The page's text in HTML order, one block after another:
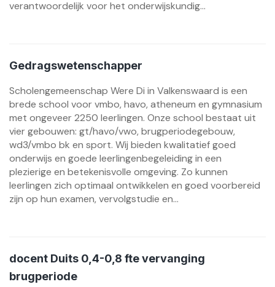
verantwoordelijk voor het onderwijskundig...
Gedragswetenschapper
Scholengemeenschap Were Di in Valkenswaard is een
brede school voor vmbo, havo, atheneum en gymnasium
met ongeveer 2250 leerlingen. Onze school bestaat uit
vier gebouwen: gt/havo/vwo, brugperiodegebouw,
wd3/vmbo bk en sport. Wij bieden kwalitatief goed
onderwijs en goede leerlingenbegeleiding in een
plezierige en betekenisvolle omgeving. Zo kunnen
leerlingen zich optimaal ontwikkelen en goed voorbereid
zijn op hun examen, vervolgstudie en...
docent Duits 0,4-0,8 fte vervanging
brugperiode